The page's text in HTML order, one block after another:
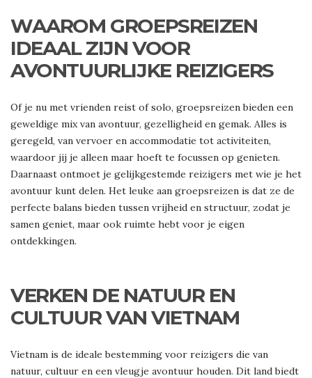
WAAROM GROEPSREIZEN
IDEAAL ZIJN VOOR
AVONTUURLIJKE REIZIGERS
Of je nu met vrienden reist of solo, groepsreizen bieden een
geweldige mix van avontuur, gezelligheid en gemak. Alles is
geregeld, van vervoer en accommodatie tot activiteiten,
waardoor jij je alleen maar hoeft te focussen op genieten.
Daarnaast ontmoet je gelijkgestemde reizigers met wie je het
avontuur kunt delen. Het leuke aan groepsreizen is dat ze de
perfecte balans bieden tussen vrijheid en structuur, zodat je
samen geniet, maar ook ruimte hebt voor je eigen
ontdekkingen.
VERKEN DE NATUUR EN
CULTUUR VAN VIETNAM
Vietnam is de ideale bestemming voor reizigers die van
natuur, cultuur en een vleugje avontuur houden. Dit land biedt